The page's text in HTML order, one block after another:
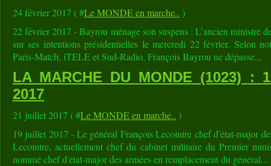
24 février 2017 ( #Le MONDE en marche.. )
22 février 2017 - Bayrou ménage son suspens : L’ancien ministre
sur ses intentions présidentielles le mercredi 22 février. Selon
Paris-Match, iTELE et Sud-Radio, François Bayrou ne dépasse...
LA MARCHE DU MONDE (1023) :
2017
21 juillet 2017 ( #Le MONDE en marche.. )
19 juillet 2017 - Le général François Lecointre chef d'état-major
Lecointre, actuellement chef du cabinet militaire du Premier
nommé chef d'état-major des armées en remplacement du général...